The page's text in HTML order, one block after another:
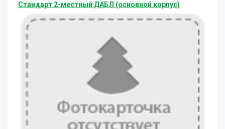
Стандарт 2-местный ДАБЛ (основной корпус)